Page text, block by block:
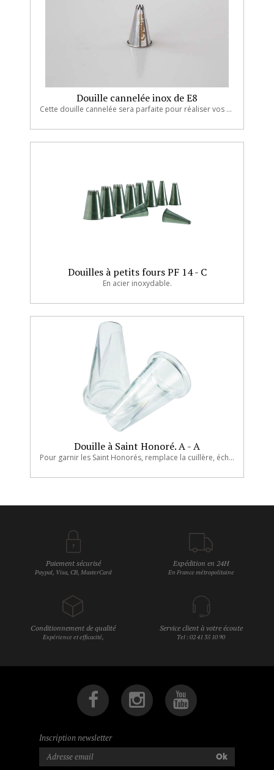
Douille cannelée inox de E8
Cette douille cannelée sera parfaite pour réaliser vos préparations...
Douilles à petits fours PF 14 - C
En acier inoxydable.
Douille à Saint Honoré. A - A
Pour garnir les Saint Honorés, remplace la cuillère, échancrée, polycarbonate. Le jeu de 2 douilles.
Paiement sécurisé
Paypal, Visa, CB, MasterCard
Expédition en 24H
En France métropolitaine
Conditionnement de qualité
Expérience et efficacité,
Service client à votre écoute
Tel : 02 41 35 10 90
Inscription newsletter
Ok